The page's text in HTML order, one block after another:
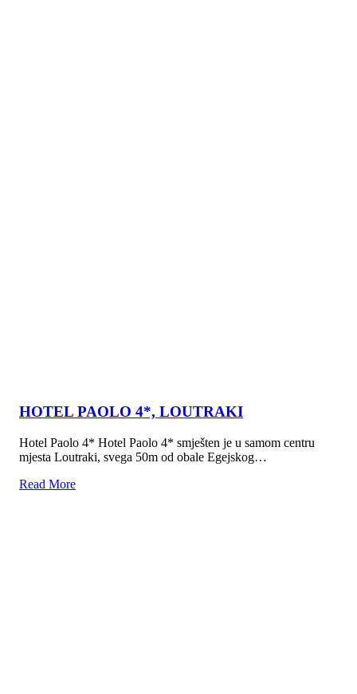
HOTEL PAOLO 4*, LOUTRAKI
Hotel Paolo 4* Hotel Paolo 4* smješten je u samom centru
mjesta Loutraki, svega 50m od obale Egejskog…
Read More